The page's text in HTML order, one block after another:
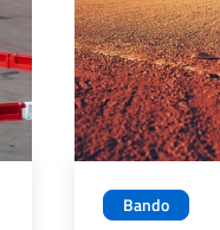
Bando